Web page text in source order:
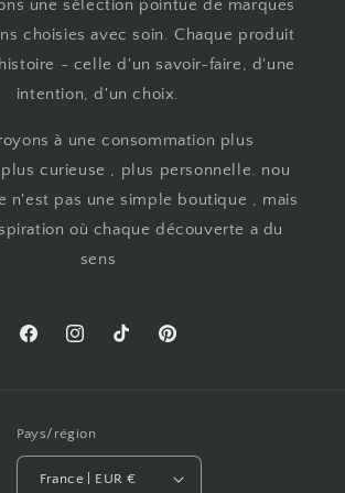
une sélection pointue de marques
choisies avec soin. Chaque produit
- celle d'un savoir-faire, d'une
intention, d'un choix.
à une consommation plus
curieuse , plus personnelle. nou
n'est pas une simple boutique , mais
où chaque découverte a du
sens
FacebookInstagramTikTok Pinterest
Pays/région
France | EUR €